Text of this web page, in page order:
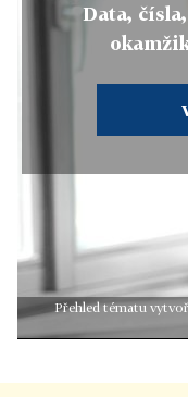
Data,
Přehled tématu